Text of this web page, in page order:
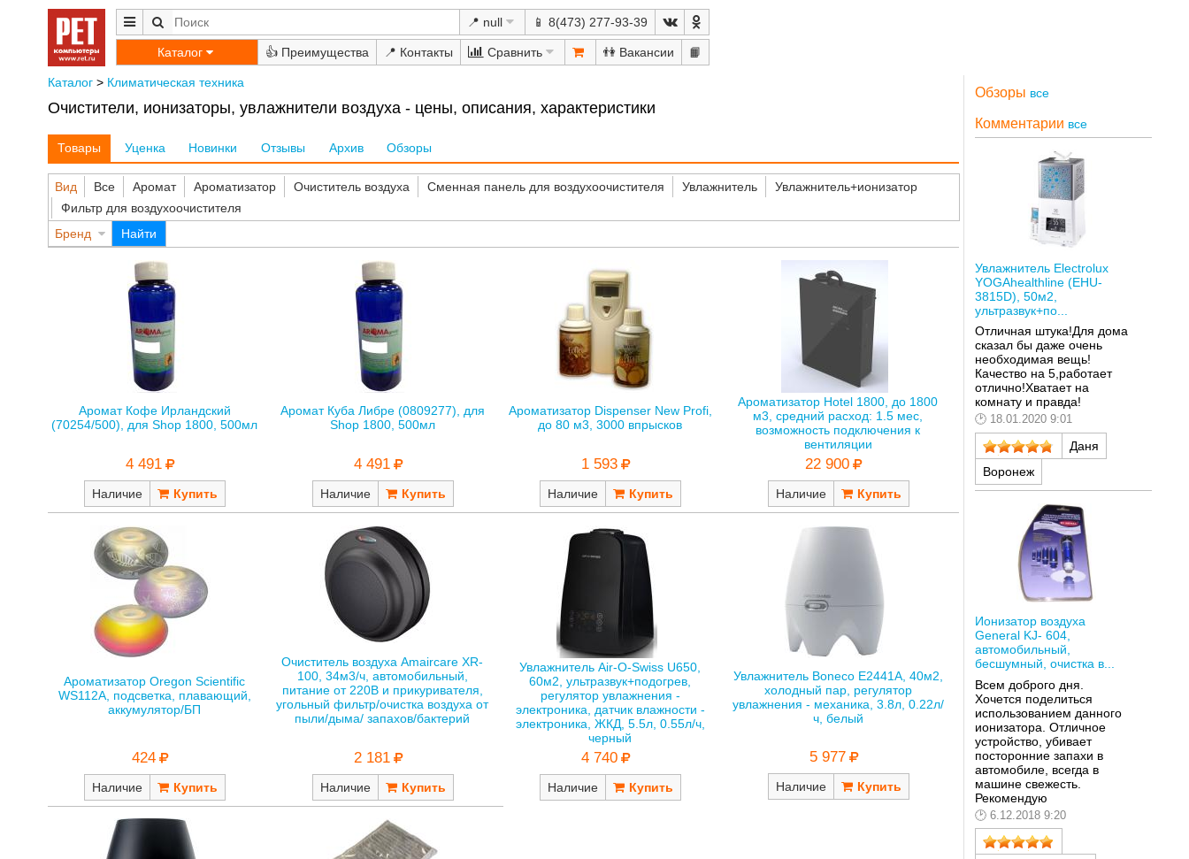
📍 null 📱 8(473) 277-93-39
Каталог 👍 📍 Сравнить 👫 📙
Каталог> Климатическая техника
Очистители, ионизаторы, увлажнители воздуха - цены, описания, характеристики
Товары Уценка Новинки Отзывы Архив Обзоры
Вид Все Аромат Ароматизатор Очиститель воздуха Сменная панель для воздухоочистителя Увлажнитель
Увлажнитель+ионизатор
Фильтр для воздухоочистителя
Бренд
Найти
Аромат Кофе Ирландский
(70254/500), для Shop 1800, 500мл
4 491
Наличие
Аромат Куба Либре (0809277), для
Shop 1800, 500мл
4 491
Наличие
Ароматизатор Dispenser New Profi,
до 80 м3, 3000 впрысков
1 593
Наличие
Ароматизатор Hotel 1800, до 1800
м3, средний расход: 1.5 мес,
возможность подключения к
вентиляции
22 900
Наличие
Ароматизатор Oregon Scientific
WS112A, подсветка, плавающий,
аккумулятор/БП
424
Наличие
Очиститель воздуха Amaircare XR-
100, 34м3/ч, автомобильный,
питание от 220В и прикуривателя,
угольный фильтр/очистка воздуха от
пыли/дыма/ запахов/бактерий
2 181
Наличие
Увлажнитель Air-O-Swiss U650,
60м2, ультразвук+подогрев,
регулятор увлажнения -
электроника, датчик влажности -
электроника, ЖКД, 5.5л, 0.55л/ч,
черный
4 740
Наличие
Увлажнитель Boneco E2441A, 40м2,
холодный пар, регулятор
увлажнения - механика, 3.8л, 0.22л/
ч, белый
5 977
Наличие
Обзоры все
Комментарии все
Увлажнитель Electrolux
YOGAhealthline (EHU-
3815D), 50м2,
ультразвук+по...
Отличная штука!Для дома
сказал бы даже очень
необходимая вещь!
Качество на 5,работает
отлично!Хватает на
комнату и правда!
18.01.2020 9:01
Даня
Воронеж
Ионизатор воздуха
General KJ- 604,
автомобильный,
бесшумный, очистка в...
Всем доброго дня.
Хочется поделиться
использованием данного
ионизатора. Отличное
устройство, убивает
посторонние запахи в
автомобиле, всегда в
машине свежесть.
Рекомендую
6.12.2018 9:20